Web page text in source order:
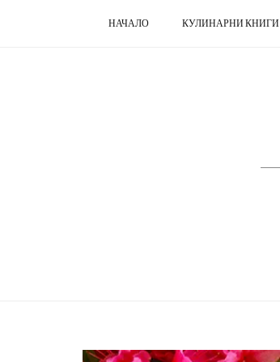
НАЧАЛО КУЛИНАРНИ КНИГИ